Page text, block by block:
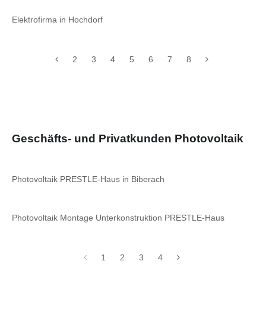
Elektrofirma in Hochdorf
2 3 4 5 6 7 8
Geschäfts- und Privatkunden Photovoltaik
Photovoltaik PRESTLE-Haus in Biberach
Photovoltaik Montage Unterkonstruktion PRESTLE-Haus
1 2 3 4